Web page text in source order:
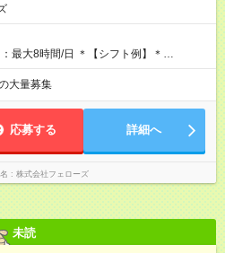
はありません。 【試用期間】試
長さ：2ヶ月 雇用形態、給与は本採用時
最大8時間/日 ＊【シフト例】＊
～20:00 (3) 12:00～21:00 など ◎
憩1時間です。中抜けシフトなどはあり
に応じますのでおっしゃってください！
大量募集
応募する 詳細へ
株式会社フェローズ
未読